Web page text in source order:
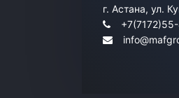
Information
г. Астана, ул.